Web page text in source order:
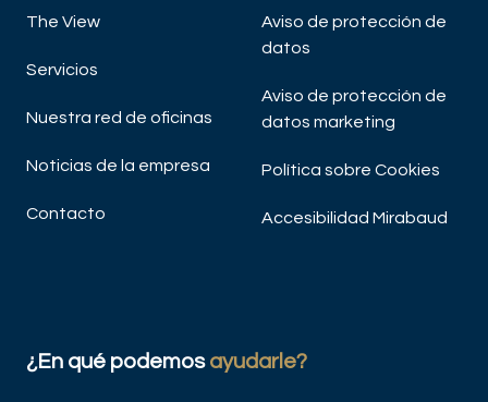
The View
Servicios
Nuestra red de oficinas
Noticias de la empresa
Contacto
Aviso de protección de
datos
Aviso de protección de
datos marketing
Política sobre Cookies
Accesibilidad Mirabaud
¿En qué podemos ayudarle?